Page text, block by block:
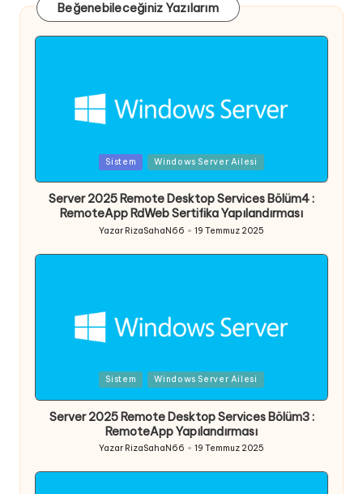
Beğenebileceğiniz Yazılarım
Sistem Windows Server Ailesi
Server 2025 Remote Desktop Services Bölüm4 :
RemoteApp RdWeb Sertifika Yapılandırması
Posted
Yazar RizaSahaN66 19 Temmuz 2025
Sistem Windows Server Ailesi
Server 2025 Remote Desktop Services Bölüm3 :
RemoteApp Yapılandırması
Posted
by
Yazar RizaSahaN66 19 Temmuz 2025